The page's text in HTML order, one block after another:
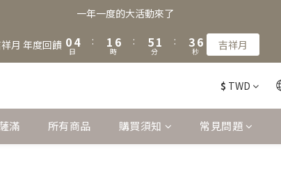
一年一度的大活動來了
月 年度回饋 0
6
4
3
日
:
3
1
0
8
6
5
1
0
時
:
7
5
4
0
3
1
0
分
:
3
2
5
4
0
秒 吉祥月
$ TWD
滿 所有商品 購買須知 常見問題